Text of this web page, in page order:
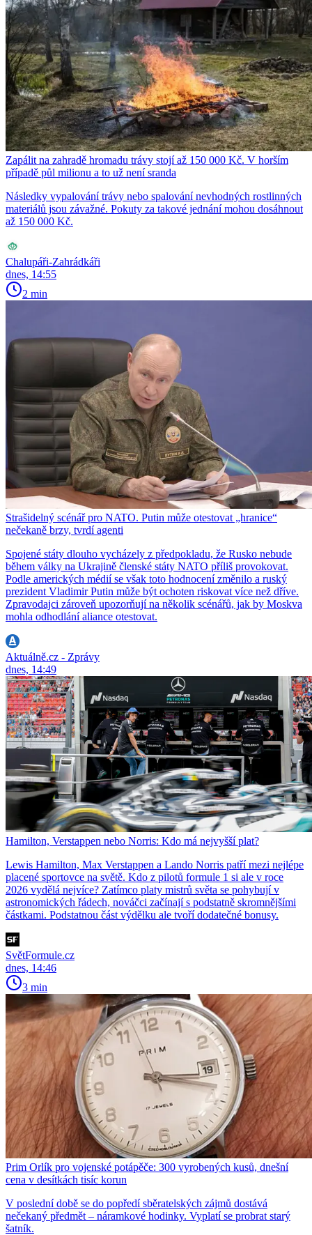
Zapálit na zahradě hromadu trávy stojí až 150 000 Kč. V horším
případě půl milionu a to už není sranda
Následky vypalování trávy nebo spalování nevhodných rostlinných
materiálů jsou závažné. Pokuty za takové jednání mohou dosáhnout
až 150 000 Kč.
Chalupáři-Zahrádkáři
dnes, 14:55
2 min
Strašidelný scénář pro NATO. Putin může otestovat „hranice“
nečekaně brzy, tvrdí agenti
Spojené státy dlouho vycházely z předpokladu, že Rusko nebude
během války na Ukrajině členské státy NATO příliš provokovat.
Podle amerických médií se však toto hodnocení změnilo a ruský
prezident Vladimir Putin může být ochoten riskovat více než dříve.
Zpravodajci zároveň upozorňují na několik scénářů, jak by Moskva
mohla odhodlání aliance otestovat.
Aktuálně.cz - Zprávy
dnes, 14:49
Hamilton, Verstappen nebo Norris: Kdo má nejvyšší plat?
Lewis Hamilton, Max Verstappen a Lando Norris patří mezi nejlépe
placené sportovce na světě. Kdo z pilotů formule 1 si ale v roce
2026 vydělá nejvíce? Zatímco platy mistrů světa se pohybují v
astronomických řádech, nováčci začínají s podstatně skromnějšími
částkami. Podstatnou část výdělku ale tvoří dodatečné bonusy.
SvětFormule.cz
dnes, 14:46
3 min
Prim Orlík pro vojenské potápěče: 300 vyrobených kusů, dnešní
cena v desítkách tisíc korun
V poslední době se do popředí sběratelských zájmů dostává
nečekaný předmět – náramkové hodinky. Vyplatí se probrat starý
šatník.